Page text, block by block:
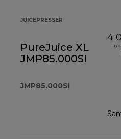
JUICEPRESSER
PureJuice XL
JMP85.000SI
JMP85.000SI
4